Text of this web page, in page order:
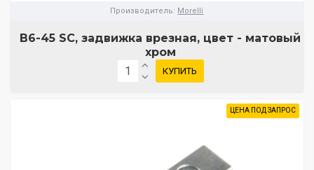
Производитель: Morelli
B6-45 SC, задвижка врезная, цвет - матовый
хром
КУПИТЬ
ЦЕНА ПОД ЗАПРОС